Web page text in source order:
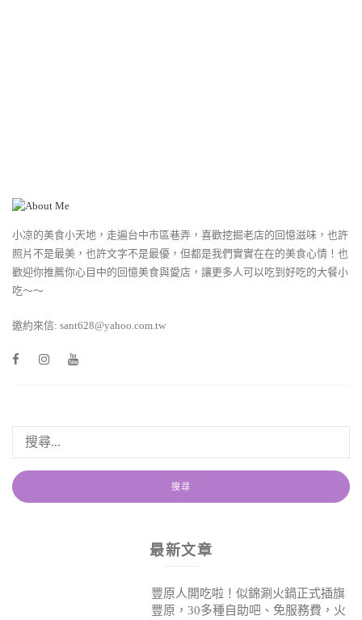
小凉的美食小天地，走遍台中市區巷弄，喜歡挖掘老店的回憶滋味，也許
照片不是最美，也許文字不是最優，但都是我們實實在在的美食心情！也
歡迎你推薦你心目中的回憶美食與愛店，讓更多人可以吃到好吃的大餐小
吃～～
邀約來信: sant628@yahoo.com.tw
最新文章
豐原人開吃啦！似錦涮火鍋正式插旗
豐原，30多種自助吧、免服務費，火